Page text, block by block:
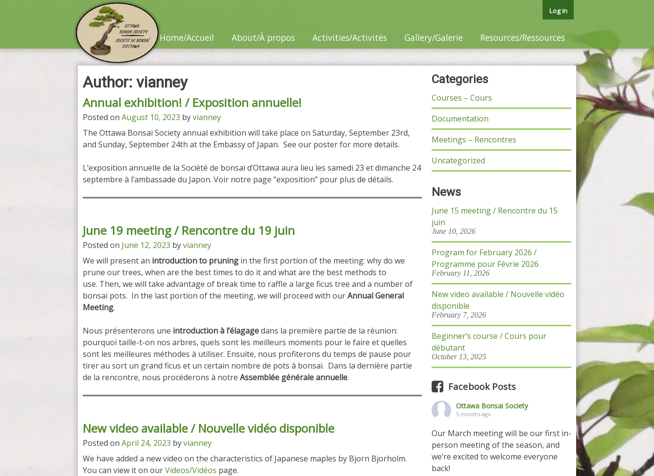
Log in
Home/Accueil About/À propos Activities/Activités Gallery/Galerie Resources/Ressources
Author: vianney
Annual exhibition! / Exposition annuelle!
Posted on August 10, 2023 byvianney
The Ottawa Bonsai Society annual exhibition will take place on Saturday, September 23rd,
and Sunday, September 24th at the Embassy of Japan. See our poster for more details.
L’exposition annuelle de la Société de bonsaï d’Ottawa aura lieu les samedi 23 et dimanche 24
septembre à l’ambassade du Japon. Voir notre page ”exposition” pour plus de détails.
June 19 meeting / Rencontre du 19 juin
Posted on June 12, 2023 byvianney
We will present an introduction to pruning in the first portion of the meeting: why do we
prune our trees, when are the best times to do it and what are the best methods to
use. Then, we will take advantage of break time to raffle a large ficus tree and a number of
bonsai pots. In the last portion of the meeting, we will proceed with ourAnnual General
Meeting.
Nous présenterons une introduction à l’élagagedans la première partie de la réunion:
pourquoi taille-t-on nos arbres, quels sont les meilleurs moments pour le faire et quelles
sont les meilleures méthodes à utiliser. Ensuite, nous profiterons du temps de pause pour
tirer au sort un grand ficus et un certain nombre de pots à bonsaï. Dans la dernière partie
de la rencontre, nous procéderons à notre Assemblée générale annuelle.
New video available / Nouvelle vidéo disponible
Posted on April 24, 2023 byvianney
We have added a new video on the characteristics of Japanese maples by Bjorn Bjorholm.
You can view it on ourVideos/Vidéos page.
Categories
Courses – Cours
Documentation
Meetings – Rencontres
Uncategorized
News
June 15 meeting / Rencontre du 15
juin
June 10, 2026
Program for February 2026 /
Programme pour Févrie 2026
February 11, 2026
New video available / Nouvelle vidéo
disponible
February 7, 2026
Beginner’s course / Cours pour
débutant
October 13, 2025
Facebook Posts
Ottawa Bonsai Society
5 months ago
Our March meeting will be our first in-
person meeting of the season, and
we’re excited to welcome everyone
back!